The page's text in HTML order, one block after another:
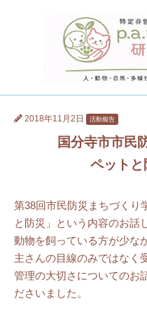
2018年11月2日 活動報告
国分寺市市民
ペットと
第38回市民防災まちづくり
と防災」という内容のお話
動物を飼っている方が少な
主さんの目線のみではなく
管理の大切さについてのお
ださいました。